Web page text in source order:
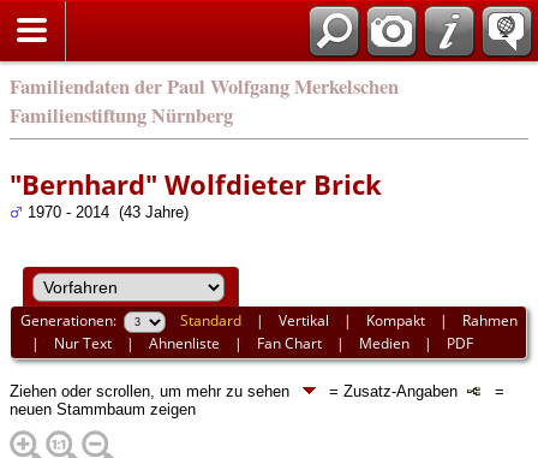
Familiendaten der Paul Wolfgang Merkelschen
Familienstiftung Nürnberg
"Bernhard" Wolfdieter Brick
1970 - 2014 (43 Jahre)
Generationen: Standard |Vertikal | Kompakt | Rahmen
| Nur Text |Ahnenliste | Fan Chart | Medien | PDF
Ziehen oder scrollen, um mehr zu sehen = Zusatz-Angaben
=
neuen Stammbaum zeigen